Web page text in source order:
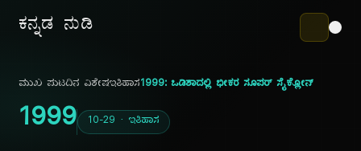
ಕನ್ನಡ ನುಡಿ
ಮುಖ ಪುಟದಿನ ವಿಶೇಷಇತಿಹಾಸ1999: ಒಡಿಶಾದಲ್ಲಿ ಭೀಕರ ಸೂಪರ್ ಸೈಕ್ಲೋನ್
1999 10-29 · ಇತಿಹಾಸ